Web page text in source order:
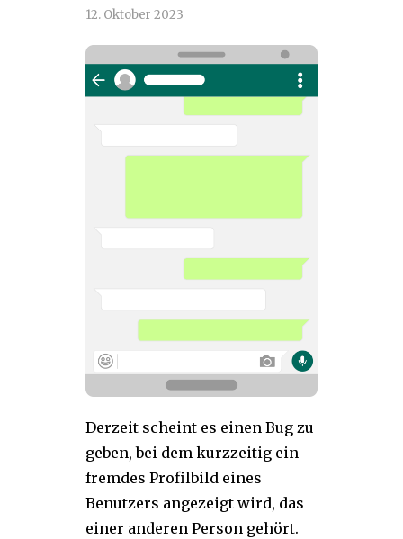
12. Oktober 2023
Derzeit scheint es einen Bug zu
geben, bei dem kurzzeitig ein
fremdes Profilbild eines
Benutzers angezeigt wird, das
einer anderen Person gehört.